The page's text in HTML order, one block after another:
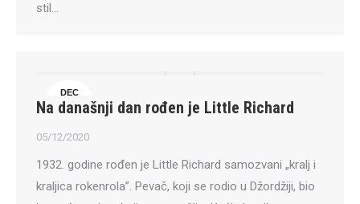
stil…
DEC
5
Na današnji dan rođen je Little Richard
05/12/2020
1932. godine rođen je Little Richard samozvani „kralj i
kraljica rokenrola”. Pevač, koji se rodio u Džordžiji, bio